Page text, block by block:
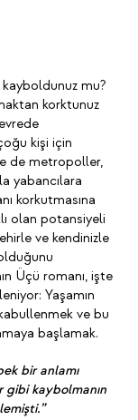
kayboldunuz mu?
korktunuz
kişi için
de metropoller,
yabancılara
korkutmasına
olan potansiyeli
ve kendinizle
Üçü romanı, işte
Yaşamın
ve bu
başlamak.
bir anlamı
gibi kaybolmanın